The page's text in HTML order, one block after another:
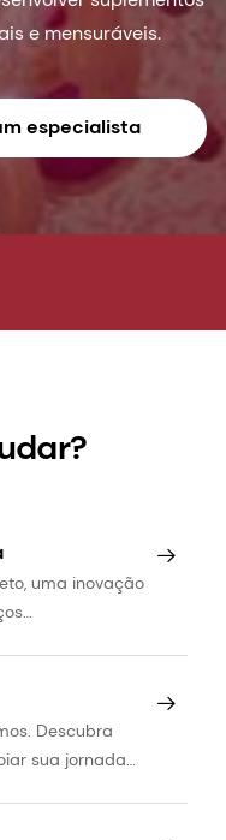
e mensuráveis.
especialista
uma inovação
Descubra
sua jornada